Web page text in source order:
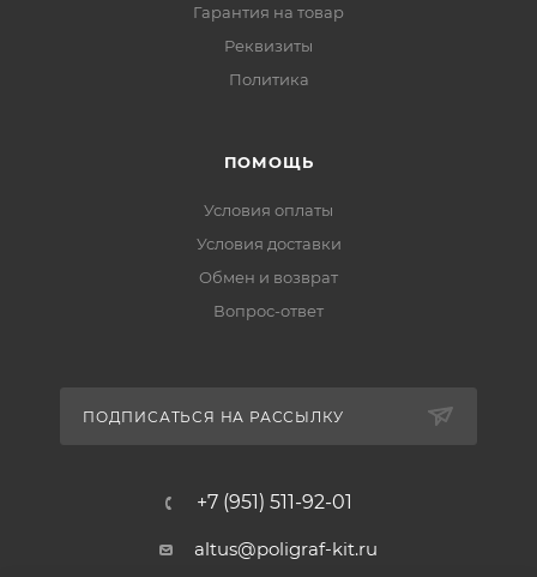
Гарантия на товар
Реквизиты
Политика
ПОМОЩЬ
Условия оплаты
Условия доставки
Обмен и возврат
Вопрос-ответ
ПОДПИСАТЬСЯ НА РАССЫЛКУ
+7 (951) 511-92-01
altus@poligraf-kit.ru